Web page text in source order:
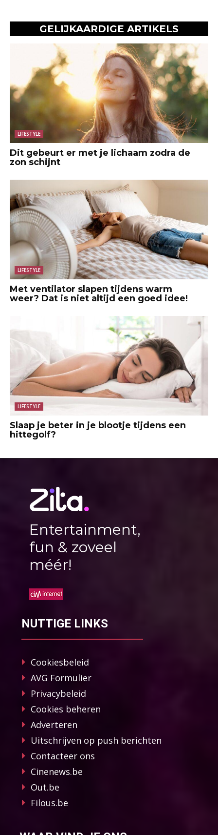
GELIJKAARDIGE ARTIKELS
LIFESTYLE
Dit gebeurt er met je lichaam zodra de
zon schijnt
LIFESTYLE
Met ventilator slapen tijdens warm
weer? Dat is niet altijd een goed idee!
LIFESTYLE
Slaap je beter in je blootje tijdens een
hittegolf?
Entertainment,
fun & zoveel
méér!
NUTTIGE LINKS
Cookiesbeleid
AVG Formulier
Privacybeleid
Cookies beheren
Adverteren
Uitschrijven op push berichten
Contacteer ons
Cinenews.be
Out.be
Filous.be